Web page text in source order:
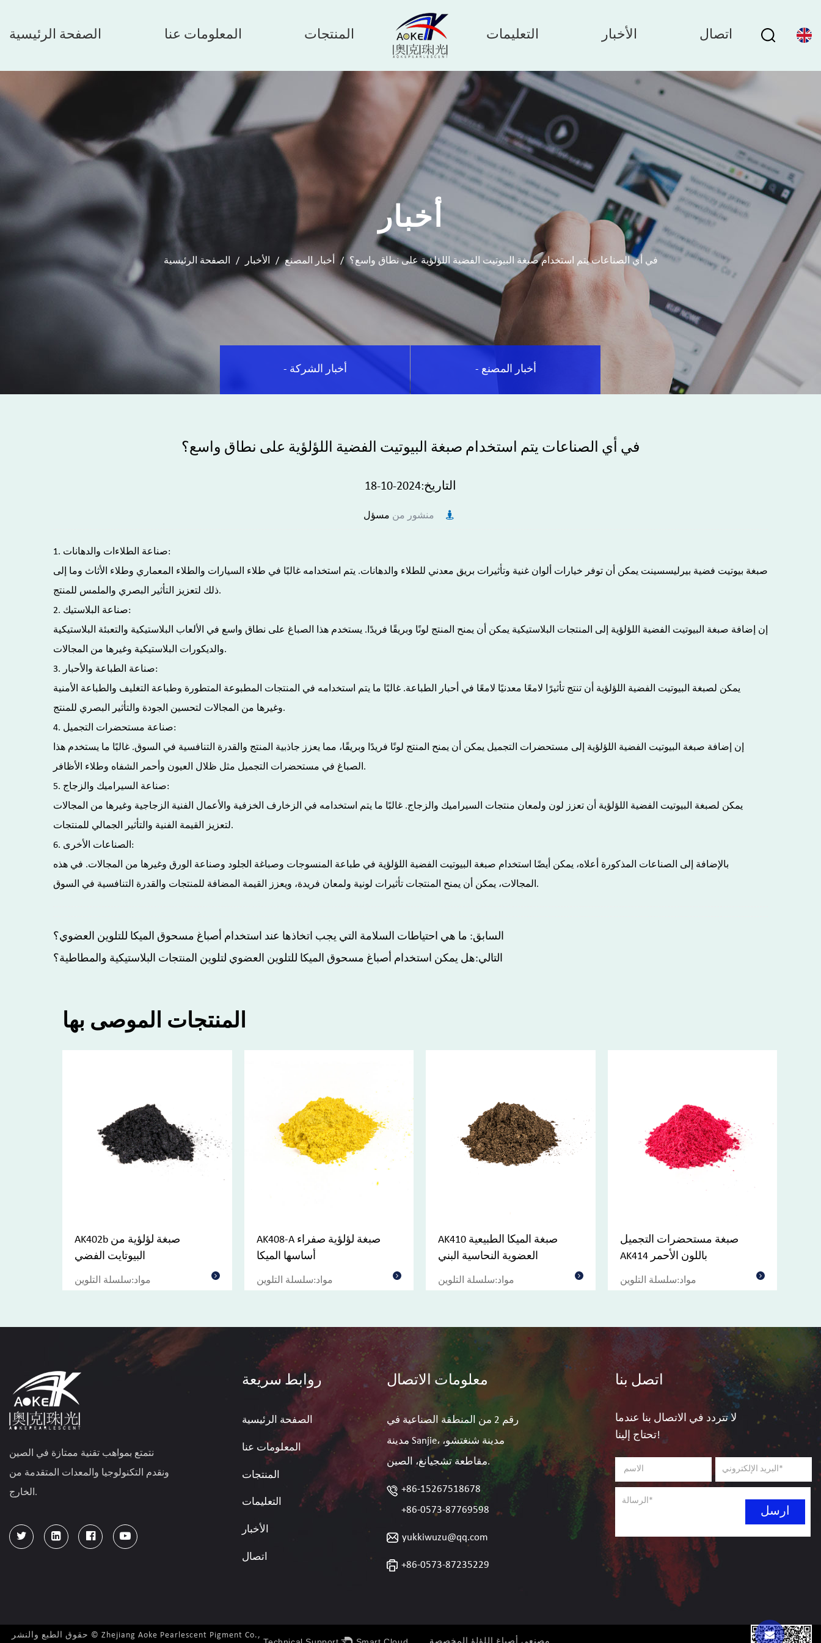
الصفحة الرئيسية المعلومات عنا المنتجات التعليمات الأخبار اتصال
أخبار
الصفحة الرئيسية / الأخبار / أخبار المصنع / في أي الصناعات يتم استخدام صبغة البيوتيت الفضية اللؤلؤية على نطاق واسع؟
- أخبار الشركة - أخبار المصنع
في أي الصناعات يتم استخدام صبغة البيوتيت الفضية اللؤلؤية على نطاق واسع؟
التاريخ:2024-10-18
منشور من مسؤل
1. صناعة الطلاءات والدهانات:
صبغة بيوتيت فضية بيرليسسينت يمكن أن توفر خيارات ألوان غنية وتأثيرات بريق معدني للطلاء والدهانات. يتم استخدامه غالبًا في طلاء السيارات والطلاء المعماري وطلاء الأثاث وما إلى
ذلك لتعزيز التأثير البصري والملمس للمنتج.
2. صناعة البلاستيك:
إن إضافة صبغة البيوتيت الفضية اللؤلؤية إلى المنتجات البلاستيكية يمكن أن يمنح المنتج لونًا وبريقًا فريدًا. يستخدم هذا الصباغ على نطاق واسع في الألعاب البلاستيكية والتعبئة البلاستيكية
والديكورات البلاستيكية وغيرها من المجالات.
3. صناعة الطباعة والأحبار:
يمكن لصبغة البيوتيت الفضية اللؤلؤية أن تنتج تأثيرًا لامعًا معدنيًا لامعًا في أحبار الطباعة. غالبًا ما يتم استخدامه في المنتجات المطبوعة المتطورة وطباعة التغليف والطباعة الأمنية
وغيرها من المجالات لتحسين الجودة والتأثير البصري للمنتج.
4. صناعة مستحضرات التجميل:
إن إضافة صبغة البيوتيت الفضية اللؤلؤية إلى مستحضرات التجميل يمكن أن يمنح المنتج لونًا فريدًا وبريقًا، مما يعزز جاذبية المنتج والقدرة التنافسية في السوق. غالبًا ما يستخدم هذا
الصباغ في مستحضرات التجميل مثل ظلال العيون وأحمر الشفاه وطلاء الأظافر.
5. صناعة السيراميك والزجاج:
يمكن لصبغة البيوتيت الفضية اللؤلؤية أن تعزز لون ولمعان منتجات السيراميك والزجاج. غالبًا ما يتم استخدامه في الزخارف الخزفية والأعمال الفنية الزجاجية وغيرها من المجالات
لتعزيز القيمة الفنية والتأثير الجمالي للمنتجات.
6. الصناعات الأخرى:
بالإضافة إلى الصناعات المذكورة أعلاه، يمكن أيضًا استخدام صبغة البيوتيت الفضية اللؤلؤية في طباعة المنسوجات وصباغة الجلود وصناعة الورق وغيرها من المجالات. في هذه
المجالات، يمكن أن يمنح المنتجات تأثيرات لونية ولمعان فريدة، ويعزز القيمة المضافة للمنتجات والقدرة التنافسية في السوق.
السابق: ما هي احتياطات السلامة التي يجب اتخاذها عند استخدام أصباغ مسحوق الميكا للتلوين العضوي؟
التالي:هل يمكن استخدام أصباغ مسحوق الميكا للتلوين العضوي لتلوين المنتجات البلاستيكية والمطاطية؟
المنتجات الموصى بها
AK402b صبغة لؤلؤية من
البيوتايت الفضي
مواد:سلسلة التلوين
AK408-A صبغة لؤلؤية صفراء
أساسها الميكا
مواد:سلسلة التلوين
AK410 صبغة الميكا الطبيعية
العضوية النحاسية البني
مواد:سلسلة التلوين
صبغة مستحضرات التجميل
AK414 باللون الأحمر
مواد:سلسلة التلوين
نتمتع بمواهب تقنية ممتازة في الصين
ونقدم التكنولوجيا والمعدات المتقدمة من
الخارج.
روابط سريعة
الصفحة الرئيسية
المعلومات عنا
المنتجات
التعليمات
الأخبار
اتصال
معلومات الاتصال
رقم 2 من المنطقة الصناعية في
مدينة Sanjie، مدينة شنغتشو،
مقاطعة تشجيانغ، الصين.
+86-15267518678
+86-0573-87769598
yukkiwuzu@qq.com
+86-0573-87235229
اتصل بنا
لا تتردد في الاتصال بنا عندما
تحتاج إلينا!
حقوق الطبع والنشر © Zhejiang Aoke Pearlescent Pigment Co.,